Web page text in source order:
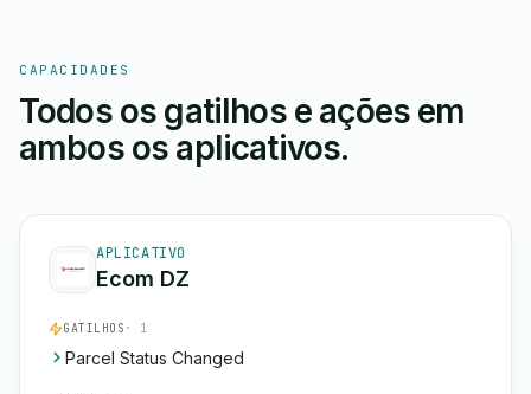
CAPACIDADES
Todos os gatilhos e ações em
ambos os aplicativos.
APLICATIVO
Ecom DZ
GATILHOS · 1
Parcel Status Changed